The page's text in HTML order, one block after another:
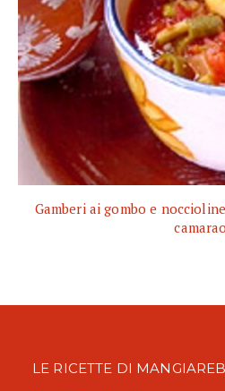
Gamberi ai gombo e
camarao
LE RICETTE DI